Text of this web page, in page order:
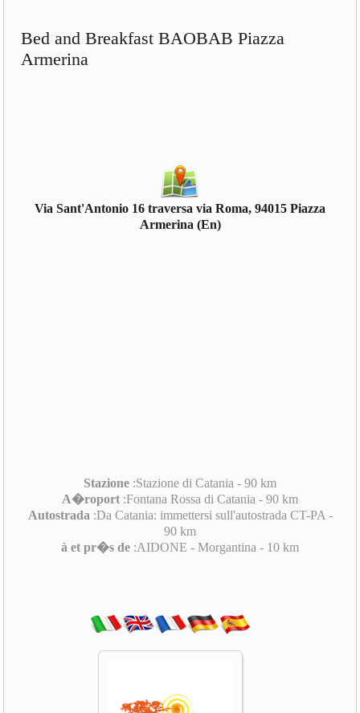
Bed and Breakfast BAOBAB Piazza
Armerina
Via Sant'Antonio 16 traversa via Roma, 94015 Piazza
Armerina (En)
Stazione :Stazione di Catania - 90 km
A�roport :Fontana Rossa di Catania - 90 km
Autostrada :Da Catania: immettersi sull'autostrada CT-PA -
90 km
à et pr�s de :AIDONE - Morgantina - 10 km